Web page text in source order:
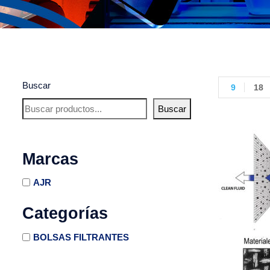
Buscar
Buscar
Marcas
AJR
Categorías
BOLSAS FILTRANTES
9 18